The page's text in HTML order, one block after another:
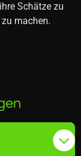
Schätze zu
machen.